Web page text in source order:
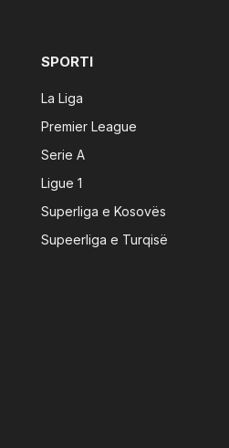
SPORTI
La Liga
Premier League
Serie A
Ligue 1
Superliga e Kosovës
Supeerliga e Turqisë